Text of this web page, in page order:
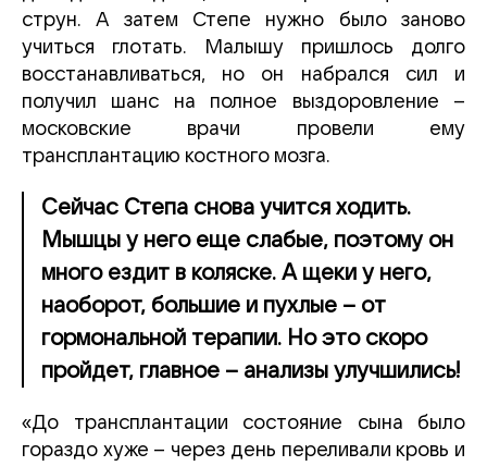
струн. А затем Степе нужно было заново
учиться глотать. Малышу пришлось долго
восстанавливаться, но он набрался сил и
получил шанс на полное выздоровление –
московские врачи провели ему
трансплантацию костного мозга.
Сейчас Степа снова учится ходить.
Мышцы у него еще слабые, поэтому он
много ездит в коляске. А щеки у него,
наоборот, большие и пухлые – от
гормональной терапии. Но это скоро
пройдет, главное – анализы улучшились!
«До трансплантации состояние сына было
гораздо хуже – через день переливали кровь и